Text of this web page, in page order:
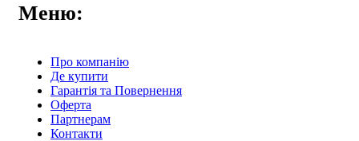
Меню:
Про компанію
Де купити
Гарантія та Повернення
Оферта
Партнерам
Контакти